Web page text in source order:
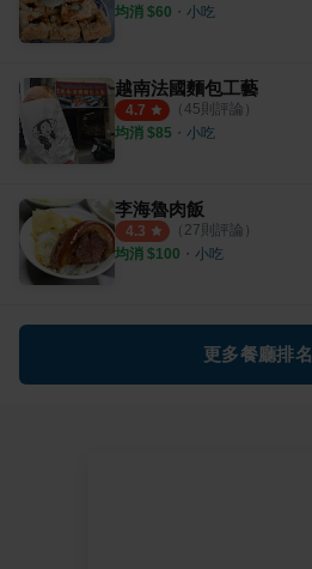
均消 $60 ・ 小吃
越南法國麵包工藝
4.7 （ 45則評論）
均消 $85 ・ 小吃
李海魯肉飯
4.3 （ 27則評論）
均消 $100 ・ 小吃
更多餐廳排名